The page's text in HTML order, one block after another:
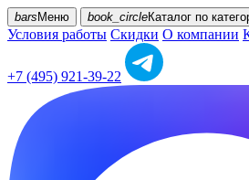
bars Меню book_circleКаталог по
Условия работы Скидки О компании
+7 (495) 921-39-22